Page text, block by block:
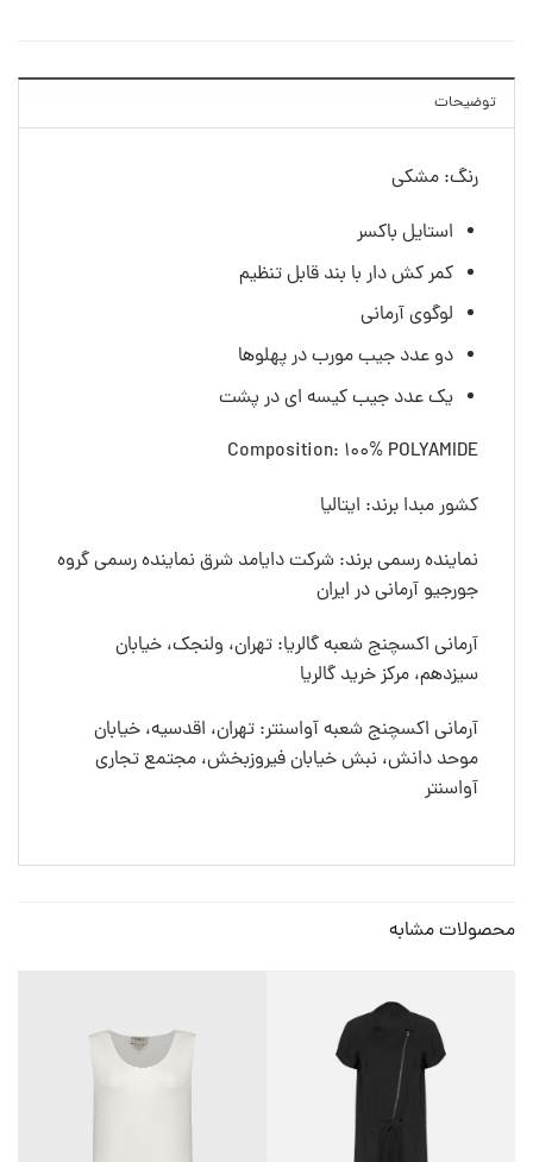
توضیحات
رنگ: مشکی
استایل باکسر
کمر کش دار با بند قابل تنظیم
لوگوی آرمانی
دو عدد جیب مورب در پهلوها
یک عدد جیب کیسه ای در پشت
Composition: 100% POLYAMIDE
کشور مبدا برند: ایتالیا
نماینده رسمی برند: شرکت دایامد شرق نماینده رسمی گروه
جورجیو آرمانی در ایران
آرمانی اکسچنج شعبه گالریا: تهران، ولنجک، خیابان
سیزدهم، مرکز خرید گالریا
آرمانی اکسچنج شعبه آواسنتر: تهران، اقدسیه، خیابان
موحد دانش، نبش خیابان فیروزبخش، مجتمع تجاری
آواسنتر
محصولات مشابه